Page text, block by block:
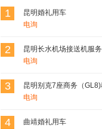
1
昆明婚礼用车
电询
2
昆明长水机场接送机服务
电询
3
电询
4
曲靖婚礼用车